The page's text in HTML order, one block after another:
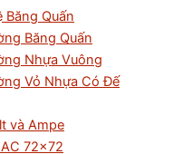
Băng Quấn
Băng Quấn
Nhựa Vuông
Vỏ Nhựa Có Đế
và Ampe
72×72